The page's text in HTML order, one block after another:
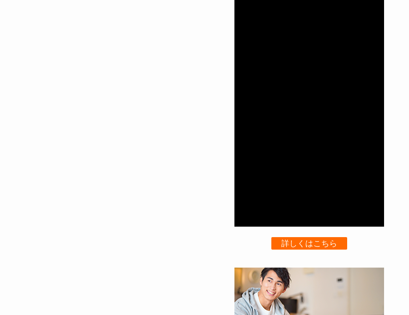
詳しくはこちら